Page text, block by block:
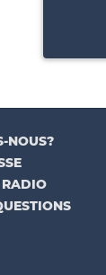
NOUS?
RADIO